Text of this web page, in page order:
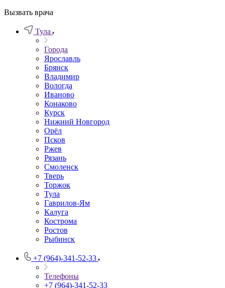
Вызвать врача
Тула
Города
Ярославль
Брянск
Владимир
Вологда
Иваново
Конаково
Курск
Нижний Новгород
Орёл
Псков
Ржев
Рязань
Смоленск
Тверь
Торжок
Тула
Гаврилов-Ям
Калуга
Кострома
Ростов
Рыбинск
+7 (964)-341-52-33
Телефоны
+7 (964)-341-52-33